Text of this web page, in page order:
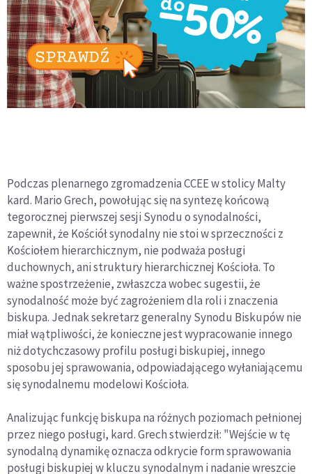
Podczas plenarnego zgromadzenia CCEE w stolicy Malty
kard. Mario Grech, powołując się na syntezę końcową
tegorocznej pierwszej sesji Synodu o synodalności,
zapewnił, że Kościół synodalny nie stoi w sprzeczności z
Kościołem hierarchicznym, nie podważa posługi
duchownych, ani struktury hierarchicznej Kościoła. To
ważne spostrzeżenie, zwłaszcza wobec sugestii, że
synodalność może być zagrożeniem dla roli i znaczenia
biskupa. Jednak sekretarz generalny Synodu Biskupów nie
miał wątpliwości, że konieczne jest wypracowanie innego
niż dotychczasowy profilu posługi biskupiej, innego
sposobu jej sprawowania, odpowiadającego wyłaniającemu
się synodalnemu modelowi Kościoła.
Analizując funkcję biskupa na różnych poziomach pełnionej
przez niego posługi, kard. Grech stwierdził: "Wejście w tę
synodalną dynamikę oznacza odkrycie form sprawowania
posługi biskupiej w kluczu synodalnym i nadanie wreszcie